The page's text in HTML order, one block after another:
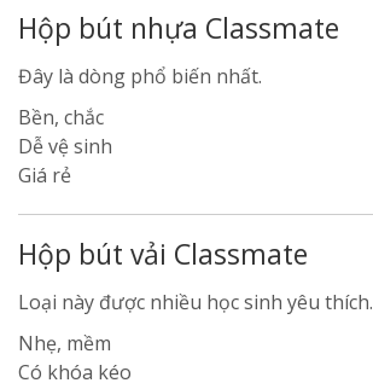
Hộp bút nhựa Classmate
Đây là dòng phổ biến nhất.
Bền, chắc
Dễ vệ sinh
Giá rẻ
Hộp bút vải Classmate
Loại này được nhiều học sinh yêu thích.
Nhẹ, mềm
Có khóa kéo